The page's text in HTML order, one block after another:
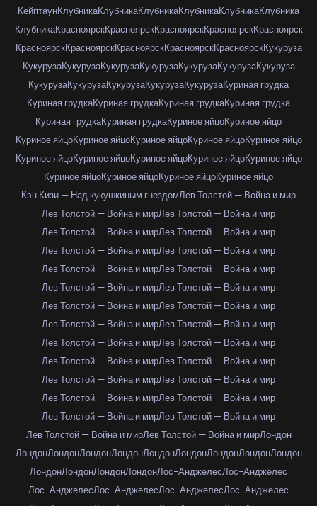
КейптаунКлубникаКлубникаКлубникаКлубникаКлубникаКлубника
КлубникаКрасноярскКрасноярскКрасноярскКрасноярскКрасноярск
КрасноярскКрасноярскКрасноярскКрасноярскКрасноярскКукуруза
КукурузаКукурузаКукурузаКукурузаКукурузаКукурузаКукуруза
КукурузаКукурузаКукурузаКукурузаКукурузаКуриная грудка
Куриная грудкаКуриная грудкаКуриная грудкаКуриная грудка
Куриная грудкаКуриная грудкаКуриное яйцоКуриное яйцо
Куриное яйцоКуриное яйцоКуриное яйцоКуриное яйцоКуриное яйцо
Куриное яйцоКуриное яйцоКуриное яйцоКуриное яйцоКуриное яйцо
Куриное яйцоКуриное яйцоКуриное яйцоКуриное яйцо
Кэн Кизи — Над кукушкиным гнездомЛев Толстой — Война и мир
Лев Толстой — Война и мирЛев Толстой — Война и мир
Лев Толстой — Война и мирЛев Толстой — Война и мир
Лев Толстой — Война и мирЛев Толстой — Война и мир
Лев Толстой — Война и мирЛев Толстой — Война и мир
Лев Толстой — Война и мирЛев Толстой — Война и мир
Лев Толстой — Война и мирЛев Толстой — Война и мир
Лев Толстой — Война и мирЛев Толстой — Война и мир
Лев Толстой — Война и мирЛев Толстой — Война и мир
Лев Толстой — Война и мирЛев Толстой — Война и мир
Лев Толстой — Война и мирЛев Толстой — Война и мир
Лев Толстой — Война и мирЛев Толстой — Война и мир
Лев Толстой — Война и мирЛев Толстой — Война и мир
Лев Толстой — Война и мирЛев Толстой — Война и мирЛондон
ЛондонЛондонЛондонЛондонЛондонЛондонЛондонЛондонЛондон
ЛондонЛондонЛондонЛондонЛос-АнджелесЛос-Анджелес
Лос-АнджелесЛос-АнджелесЛос-АнджелесЛос-Анджелес